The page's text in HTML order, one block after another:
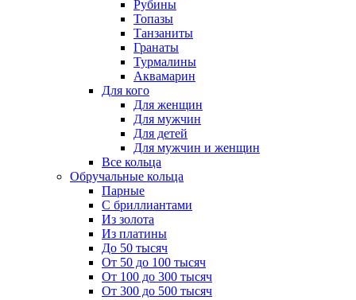
Рубины
Топазы
Танзаниты
Гранаты
Турмалины
Аквамарин
Для кого
Для женщин
Для мужчин
Для детей
Для мужчин и женщин
Все кольца
Обручальные кольца
Парные
С бриллиантами
Из золота
Из платины
До 50 тысяч
От 50 до 100 тысяч
От 100 до 300 тысяч
От 300 до 500 тысяч